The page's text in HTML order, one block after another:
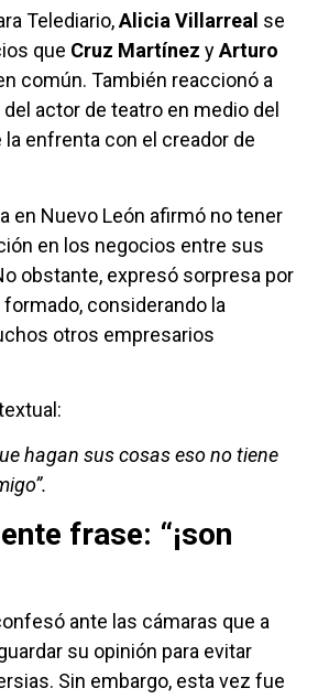
Telediario,Alicia Villarreal se
que Cruz Martínez yArturo
común. También reaccionó a
actor de teatro en medio del
enfrenta con el creador de
en Nuevo León afirmó no tener
en los negocios entre sus
obstante, expresó sorpresa por
formado, considerando la
otros empresarios
hagan sus cosas eso no tiene
frase: “¡son
ante las cámaras que a
su opinión para evitar
Sin embargo, esta vez fue